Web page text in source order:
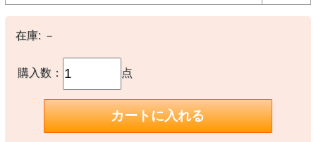
【生産国】
○中国製
※撮影時の環境やご使用のPCモニター等の環境により実際の色味と
多少異なる場合があります。
※当店取扱い商品は一部店頭在庫と共有をしております。
ご注文時に「在庫あり」の表示でも、実際は売り違いにより欠品が発
在庫: －
購入数： 点